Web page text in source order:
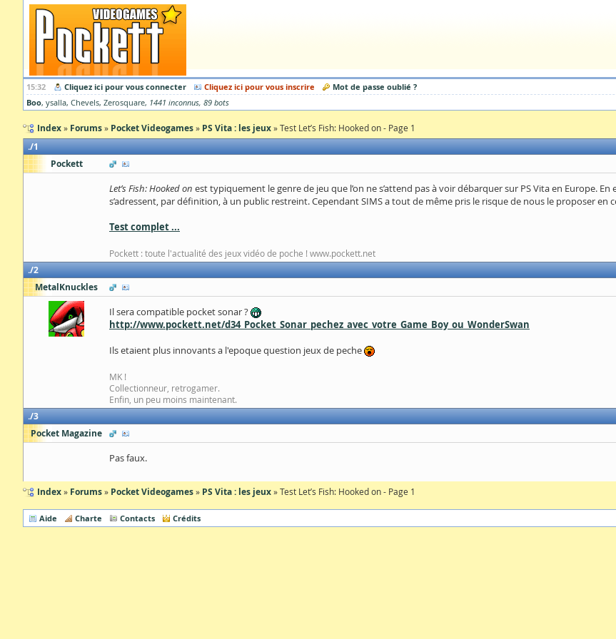
15:32 Cliquez ici pour vous connecter Cliquez ici pour vous inscrire
Mot de passe oublié ?
Boo ysalla Chevels Zerosquare 1441 inconnus 89 bots
Index Forums Pocket Videogames PS Vita : les jeux Test Let’s Fish: Hooked on - Page 1
1
Pockett
Let’s Fish: Hooked on est typiquement le genre de jeu que l’on ne s’attend pas à voir débarquer sur PS Vita en Europe.
s’adressent, par définition, à un public restreint. Cependant SIMS a tout de même pris le risque de nous le proposer en
Test complet ...
Pockett : toute l'actualité des jeux vidéo de poche ! www.pockett.net
2
MetalKnuckles
Il sera compatible pocket sonar ?
http://www.pockett.net/d34_Pocket_Sonar_pechez_avec_votre_Game_Boy_ou_WonderSwan
Ils etaient plus innovants a l'epoque question jeux de peche
MK !
Collectionneur, retrogamer.
Enfin, un peu moins maintenant.
3
Pocket Magazine
Pas faux.
Index Forums Pocket Videogames PS Vita : les jeux Test Let’s Fish: Hooked on - Page 1
Aide Charte Contacts Crédits